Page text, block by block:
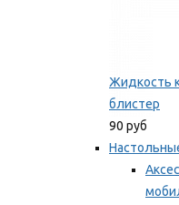
Жидкость
блистер
90 руб